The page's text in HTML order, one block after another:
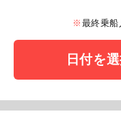
最終乗船
日付を